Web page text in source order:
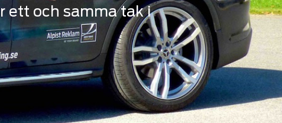
ett och samma tak i